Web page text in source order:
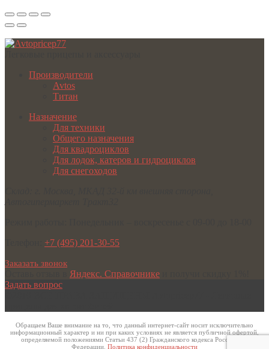
Производители
Avtos
Титан
Назначение
Для техники
Общего назначения
Для квадроциклов
Для лодок, катеров и гидроциклов
Для снегоходов
+7 (495) 201-30-55
Заказать звонок
Яндекс. Справочнике
Задать вопрос
Обращаем Ваше внимание на то, что данный интернет-сайт носит исключительно
информационный характер и ни при каких условиях не является публичной офертой,
определяемой положениями Статьи 437 (2) Гражданского кодекса Российской
Федерации. Политика конфиденциальности